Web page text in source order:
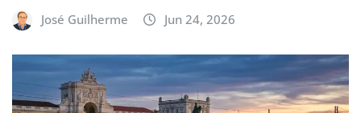
José Guilherme Jun 24, 2026